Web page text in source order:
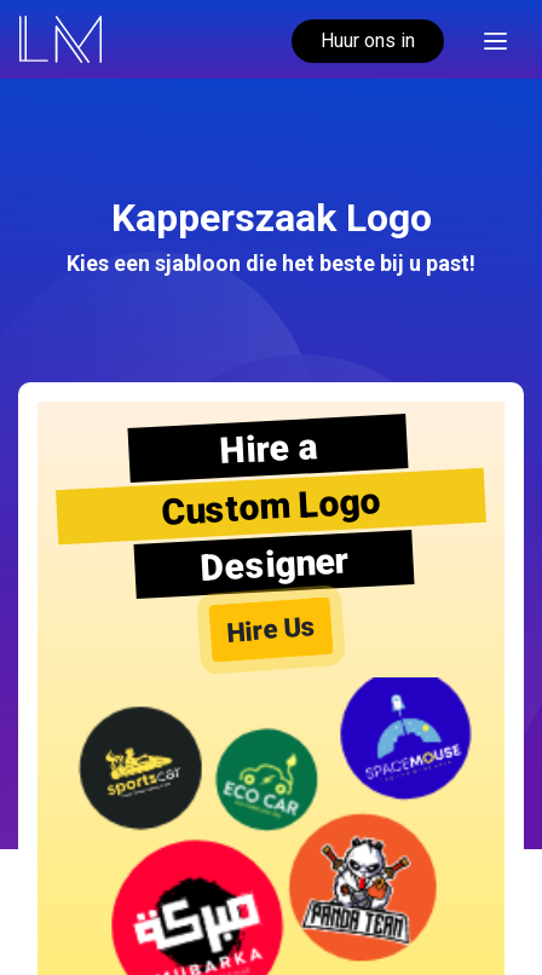
Huur ons in
Kapperszaak Logo
Kies een sjabloon die het beste bij u past!
Hire a
Custom Logo
Designer
Hire Us